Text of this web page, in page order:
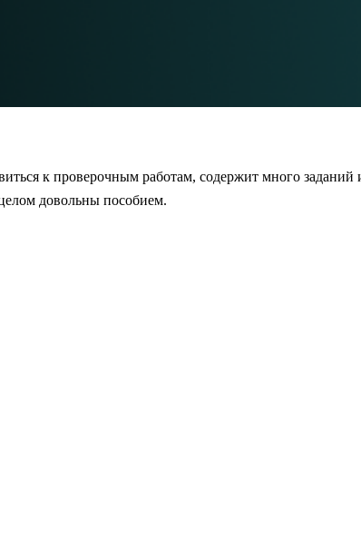
к проверочным работам, содержит много
довольны пособием.